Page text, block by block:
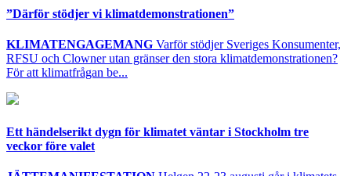
”Därför stödjer vi klimatdemonstrationen”
KLIMATENGAGEMANG Varför stödjer Sveriges Konsumenter,
RFSU och Clowner utan gränser den stora klimatdemonstrationen?
För att klimatfrågan be...
Ett händelserikt dygn för klimatet väntar i Stockholm tre
veckor före valet